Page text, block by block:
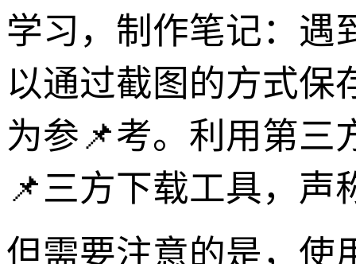
学习，制作笔记：遇
以通过截图的方式保
为参📌考。利用第三
📌三方下载工具，声
但需要注意的是，使